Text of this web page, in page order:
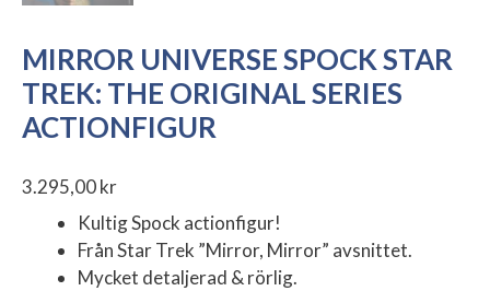
MIRROR UNIVERSE SPOCK STAR
TREK: THE ORIGINAL SERIES
ACTIONFIGUR
3.295,00kr
Kultig Spock actionfigur!
Från Star Trek ”Mirror, Mirror” avsnittet.
Mycket detaljerad & rörlig.